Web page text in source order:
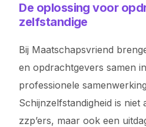
De oplossing voor
zelfstandige
Bij Maatschapsvriend
en opdrachtgevers samen
professionele
Schijnzelfstandigheid is
zzp’ers, maar ook een